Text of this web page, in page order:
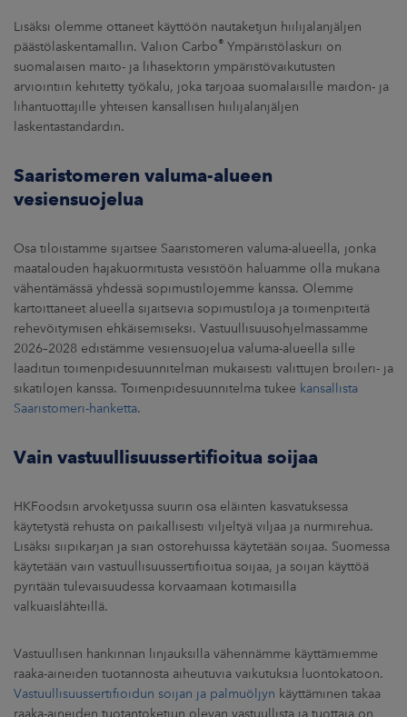
Lisäksi olemme ottaneet käyttöön nautaketjun hiilijalanjäljen
päästölaskentamallin. Valion Carbo® Ympäristölaskuri on
suomalaisen maito- ja lihasektorin ympäristövaikutusten
arviointiin kehitetty työkalu, joka tarjoaa suomalaisille maidon- ja
lihantuottajille yhteisen kansallisen hiilijalanjäljen
laskentastandardin.
Saaristomeren valuma-alueen
vesiensuojelua
Osa tiloistamme sijaitsee Saaristomeren valuma-alueella, jonka
maatalouden hajakuormitusta vesistöön haluamme olla mukana
vähentämässä yhdessä sopimustilojemme kanssa. Olemme
kartoittaneet alueella sijaitsevia sopimustiloja ja toimenpiteitä
rehevöitymisen ehkäisemiseksi. Vastuullisuusohjelmassamme
2026–2028 edistämme vesiensuojelua valuma-alueella sille
laaditun toimenpidesuunnitelman mukaisesti valittujen broileri- ja
sikatilojen kanssa. Toimenpidesuunnitelma tukee kansallista
Saaristomeri-hanketta.
Vain vastuullisuussertifioitua soijaa
HKFoodsin arvoketjussa suurin osa eläinten kasvatuksessa
käytetystä rehusta on paikallisesti viljeltyä viljaa ja nurmirehua.
Lisäksi siipikarjan ja sian ostorehuissa käytetään soijaa. Suomessa
käytetään vain vastuullisuussertifioitua soijaa, ja soijan käyttöä
pyritään tulevaisuudessa korvaamaan kotimaisilla
valkuaislähteillä.
Vastuullisen hankinnan linjauksilla vähennämme käyttämiemme
raaka-aineiden tuotannosta aiheutuvia vaikutuksia luontokatoon.
Vastuullisuussertifioidun soijan ja palmuöljyn käyttäminen takaa
raaka-aineiden tuotantoketjun olevan vastuullista ja tuottaja on